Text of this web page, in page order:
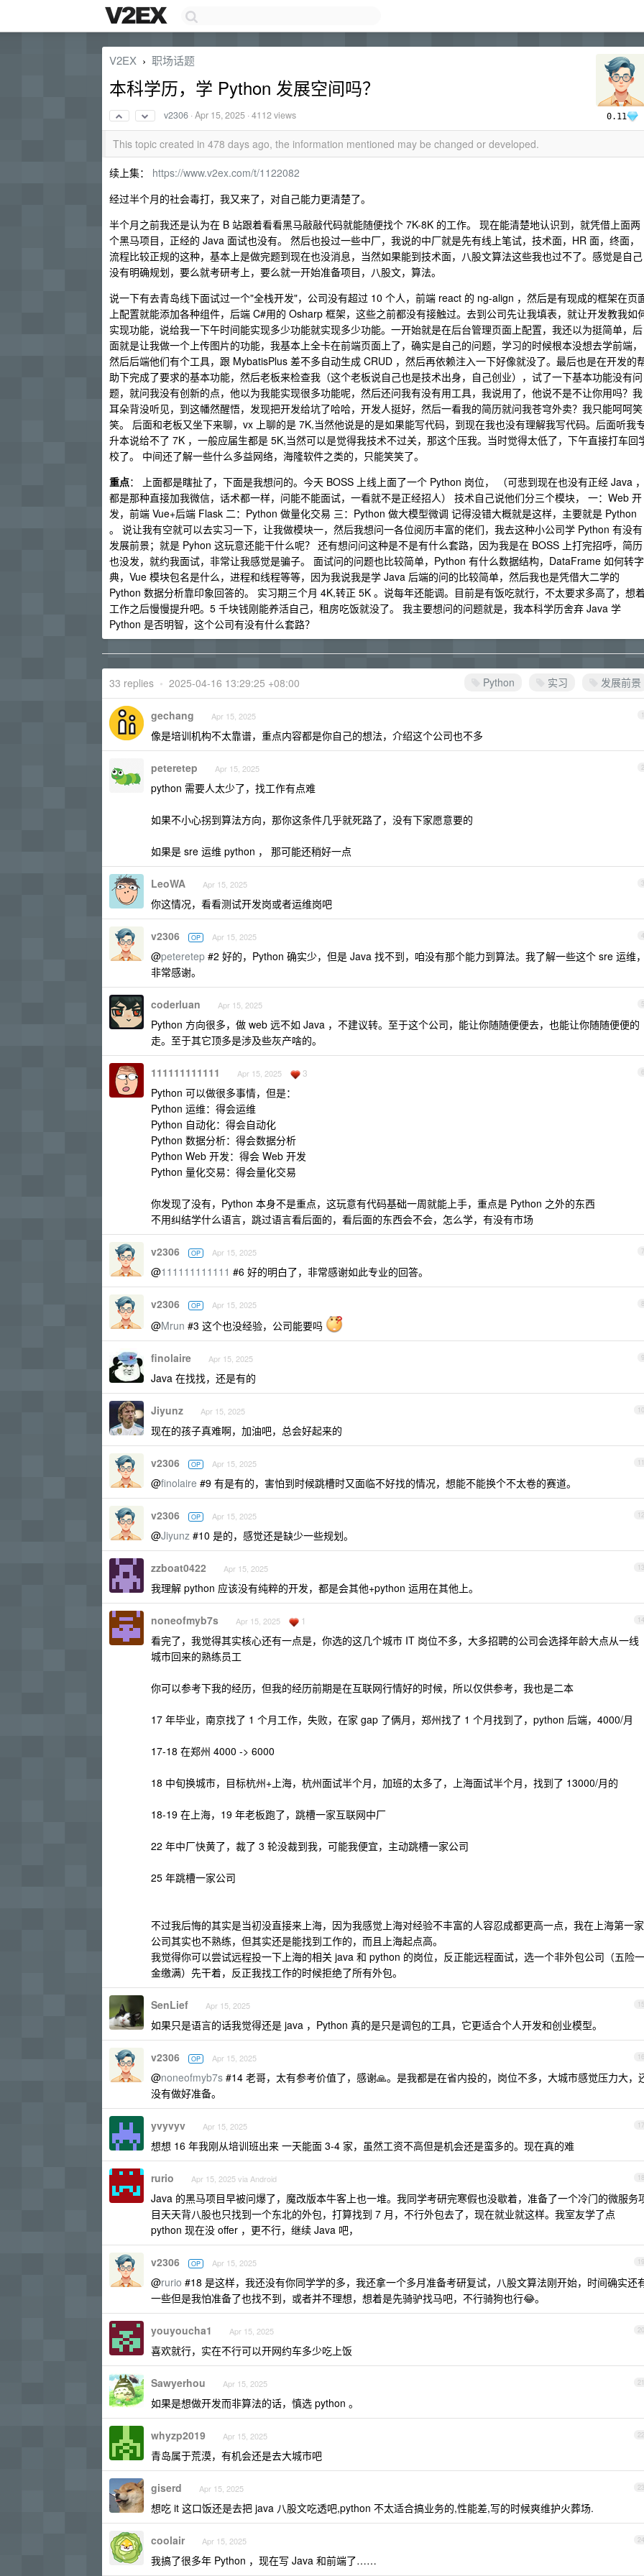
0.11
V2EX › 职场话题
本科学历，学 Python 发展空间吗？
v2306 ·Apr 15, 2025 · 4112 views
This topic created in 478 days ago, the information mentioned may be changed or developed.
续上集： https://www.v2ex.com/t/1122082
经过半个月的社会毒打，我又来了，对自己能力更清楚了。
半个月之前我还是认为在 B 站跟着看看黑马敲敲代码就能随便找个 7K-8K 的工作。 现在能清楚地认识到，就凭借上面两
个黑马项目，正经的 Java 面试也没有。 然后也投过一些中厂，我说的中厂就是先有线上笔试，技术面，HR 面，终面，
流程比较正规的这种，基本上是做完题到现在也没消息，当然如果能到技术面，八股文算法这些我也过不了。感觉是自己
没有明确规划，要么就考研考上，要么就一开始准备项目，八股文，算法。
说一下有去青岛线下面试过一个"全栈开发"，公司没有超过 10 个人，前端 react 的 ng-align ，然后是有现成的框架在页
上配置就能添加各种组件，后端 C#用的 Osharp 框架，这些之前都没有接触过。去到公司先让我填表，就让开发教我如
实现功能，说给我一下午时间能实现多少功能就实现多少功能。一开始就是在后台管理页面上配置，我还以为挺简单，后
面就是让我做一个上传图片的功能，我基本上全卡在前端页面上了，确实是自己的问题，学习的时候根本没想去学前端，
然后后端他们有个工具，跟 MybatisPlus 差不多自动生成 CRUD ，然后再依赖注入一下好像就没了。最后也是在开发的
助下完成了要求的基本功能，然后老板来检查我（这个老板说自己也是技术出身，自己创业），试了一下基本功能没有问
题，就问我没有创新的点，他以为我能实现很多功能呢，然后还问我有没有用工具，我说用了，他说不是不让你用吗？我
耳朵背没听见，到这幡然醒悟，发现把开发给坑了哈哈，开发人挺好，然后一看我的简历就问我苍穹外卖？我只能呵呵笑
笑。 后面和老板又坐下来聊，vx 上聊的是 7K,当然他说是的是如果能写代码，到现在我也没有理解我写代码。后面听我
升本说给不了 7K ，一般应届生都是 5K,当然可以是觉得我技术不过关，那这个压我。当时觉得太低了，下午直接打车回
校了。 中间还了解一些什么多益网络，海隆软件之类的，只能笑笑了。
重点： 上面都是瞎扯了，下面是我想问的。今天 BOSS 上线上面了一个 Python 岗位， （可悲到现在也没有正经 Java
都是那种直接加我微信，话术都一样，问能不能面试，一看就不是正经招人） 技术自己说他们分三个模块， 一：Web 开
发，前端 Vue+后端 Flask 二：Python 做量化交易 三：Python 做大模型微调 记得没错大概就是这样，主要就是 Python
。 说让我有空就可以去实习一下，让我做模块一，然后我想问一各位阅历丰富的佬们，我去这种小公司学 Python 有没有
发展前景；就是 Pyhon 这玩意还能干什么呢？ 还有想问问这种是不是有什么套路，因为我是在 BOSS 上打完招呼，简历
也没发，就约我面试，非常让我感觉是骗子。 面试问的问题也比较简单，Python 有什么数据结构，DataFrame 如何转字
典，Vue 模块包名是什么，进程和线程等等，因为我说我是学 Java 后端的问的比较简单，然后我也是凭借大二学的
Python 数据分析靠印象回答的。 实习期三个月 4K,转正 5K 。说每年还能调。目前是有饭吃就行，不太要求多高了，想
工作之后慢慢提升吧。5 千块钱刚能养活自己，租房吃饭就没了。 我主要想问的问题就是，我本科学历舍弃 Java 学
Python 是否明智，这个公司有没有什么套路？
Python 实习 发展前景
33 replies • 2025-04-16 13:29:25 +08:00
1
gechang Apr 15, 2025
像是培训机构不太靠谱，重点内容都是你自己的想法，介绍这个公司也不多
2
peteretep Apr 15, 2025
python 需要人太少了，找工作有点难
如果不小心拐到算法方向，那你这条件几乎就死路了，没有下家愿意要的
如果是 sre 运维 python ， 那可能还稍好一点
3
LeoWA Apr 15, 2025
你这情况，看看测试开发岗或者运维岗吧
4
v2306 OP Apr 15, 2025
@peteretep #2 好的，Python 确实少，但是 Java 找不到，咱没有那个能力到算法。我了解一些这个 sre 运维
非常感谢。
5
coderluan Apr 15, 2025
Python 方向很多，做 web 远不如 Java ，不建议转。至于这个公司，能让你随随便便去，也能让你随随便便的
走。至于其它顶多是涉及些灰产啥的。
6
111111111111 Apr 15, 2025 3
Python 可以做很多事情，但是：
Python 运维：得会运维
Python 自动化：得会自动化
Python 数据分析：得会数据分析
Python Web 开发：得会 Web 开发
Python 量化交易：得会量化交易
你发现了没有，Python 本身不是重点，这玩意有代码基础一周就能上手，重点是 Python 之外的东西
不用纠结学什么语言，跳过语言看后面的，看后面的东西会不会，怎么学，有没有市场
7
v2306 OP Apr 15, 2025
@111111111111 #6 好的明白了，非常感谢如此专业的回答。
8
v2306 OP Apr 15, 2025
@Mrun #3 这个也没经验，公司能要吗
9
finolaire Apr 15, 2025
Java 在找找，还是有的
10
Jiyunz Apr 15, 2025
现在的孩子真难啊，加油吧，总会好起来的
11
v2306 OP Apr 15, 2025
@finolaire #9 有是有的，害怕到时候跳槽时又面临不好找的情况，想能不能换个不太卷的赛道。
12
v2306 OP Apr 15, 2025
@Jiyunz #10 是的，感觉还是缺少一些规划。
13
zzboat0422 Apr 15, 2025
我理解 python 应该没有纯粹的开发，都是会其他+python 运用在其他上。
14
noneofmyb7s Apr 15, 2025 1
看完了，我觉得其实核心还有一点是，你选的这几个城市 IT 岗位不多，大多招聘的公司会选择年龄大点从一线
城市回来的熟练员工
你可以参考下我的经历，但我的经历前期是在互联网行情好的时候，所以仅供参考，我也是二本
17 年毕业，南京找了 1 个月工作，失败，在家 gap 了俩月，郑州找了 1 个月找到了，python 后端，4000/月
17-18 在郑州 4000 -> 6000
18 中旬换城市，目标杭州+上海，杭州面试半个月，加班的太多了，上海面试半个月，找到了 13000/月的
18-19 在上海，19 年老板跑了，跳槽一家互联网中厂
22 年中厂快黄了，裁了 3 轮没裁到我，可能我便宜，主动跳槽一家公司
25 年跳槽一家公司
不过我后悔的其实是当初没直接来上海，因为我感觉上海对经验不丰富的人容忍成都更高一点，我在上海第一家
公司其实也不熟练，但其实还是能找到工作的，而且上海起点高。
我觉得你可以尝试远程投一下上海的相关 java 和 python 的岗位，反正能远程面试，选一个非外包公司（五险一
金缴满）先干着，反正我找工作的时候拒绝了所有外包。
15
SenLief Apr 15, 2025
如果只是语言的话我觉得还是 java ，Python 真的是只是调包的工具，它更适合个人开发和创业模型。
16
v2306 OP Apr 15, 2025
@noneofmyb7s #14 老哥，太有参考价值了，感谢🙏。是我都是在省内投的，岗位不多，大城市感觉压力大，
没有做好准备。
17
yvyvyv Apr 15, 2025
想想 16 年我刚从培训班出来 一天能面 3-4 家，虽然工资不高但是机会还是蛮多的。现在真的难
18
rurio Apr 15, 2025 via Android
Java 的黑马项目早被问爆了，魔改版本牛客上也一堆。我同学考研完寒假也没歇着，准备了一个冷门的微服务
目天天背八股也只找到一个东北的外包，打算找到 7 月，不行外包去了，现在就业就这样。我室友学了点
python 现在没 offer ，更不行，继续 Java 吧，
19
v2306 OP Apr 15, 2025
@rurio #18 是这样，我还没有你同学学的多，我还拿一个多月准备考研复试，八股文算法刚开始，时间确实还
一些但是我怕准备了也找不到，或者并不理想，想着是先骑驴找马吧，不行骑狗也行😂。
20
youyoucha1 Apr 15, 2025
喜欢就行，实在不行可以开网约车多少吃上饭
21
Sawyerhou Apr 15, 2025
如果是想做开发而非算法的话，慎选 python 。
22
whyzp2019 Apr 15, 2025
青岛属于荒漠，有机会还是去大城市吧
23
giserd Apr 15, 2025
想吃 it 这口饭还是去把 java 八股文吃透吧,python 不太适合搞业务的,性能差,写的时候爽维护火葬场.
24
coolair Apr 15, 2025
我搞了很多年 Python ，现在写 Java 和前端了……